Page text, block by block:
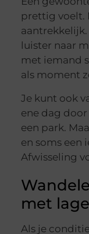
prettig voelt.
luister naar
met iemand
als moment
Je kunt ook
ene dag
een park.
en soms een
Afwisseling
met
Als je